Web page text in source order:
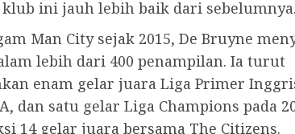
ini jauh lebih baik dari
Man City sejak 2015, De Bruyne
lebih dari 400 penampilan. Ia turut
enam gelar juara Liga Primer
dan satu gelar Liga Champions pada
14 gelar juara bersama The Citizens.